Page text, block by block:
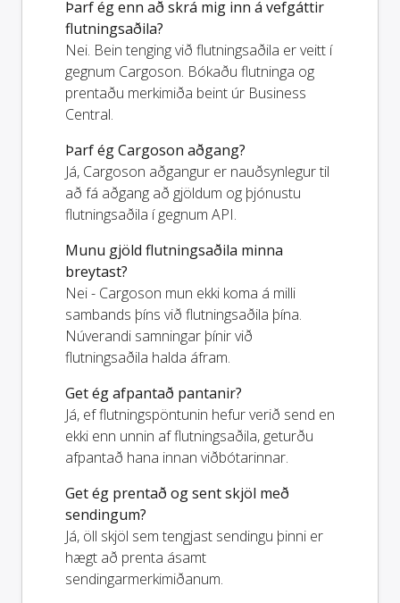
Þarf ég enn að skrá mig inn á vefgáttir
flutningsaðila?
Nei. Bein tenging við flutningsaðila er veitt í
gegnum Cargoson. Bókaðu flutninga og
prentaðu merkimiða beint úr Business
Central.
Þarf ég Cargoson aðgang?
Já, Cargoson aðgangur er nauðsynlegur til
að fá aðgang að gjöldum og þjónustu
flutningsaðila í gegnum API.
Munu gjöld flutningsaðila minna
breytast?
Nei - Cargoson mun ekki koma á milli
sambands þíns við flutningsaðila þína.
Núverandi samningar þínir við
flutningsaðila halda áfram.
Get ég afpantað pantanir?
Já, ef flutningspöntunin hefur verið send en
ekki enn unnin af flutningsaðila, geturðu
afpantað hana innan viðbótarinnar.
Get ég prentað og sent skjöl með
sendingum?
Já, öll skjöl sem tengjast sendingu þinni er
hægt að prenta ásamt
sendingarmerkimiðanum.